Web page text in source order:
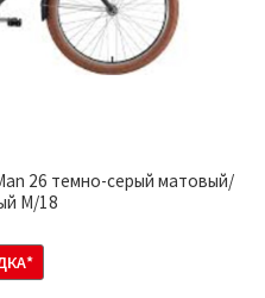
26 темно-серый матовый/
M/18